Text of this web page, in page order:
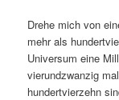
Drehe mich von
mehr als
Universum eine
vierundzwanzig
hundertvierzehn